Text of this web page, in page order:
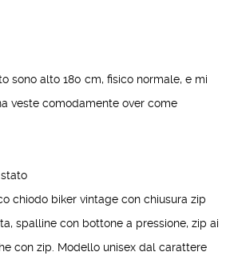
sono alto 180 cm, fisico normale, e mi
veste comodamente over come
chiodo biker vintage con chiusura zip
spalline con bottone a pressione, zip ai
con zip. Modello unisex dal carattere